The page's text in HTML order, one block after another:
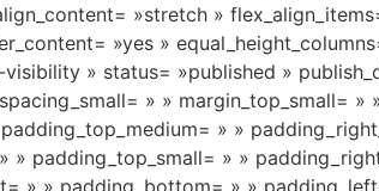
»stretch »
»yes »
» status= »published »
» » margin_top_small=
» »
» padding_top_small= » »
» » padding_bottom= » »